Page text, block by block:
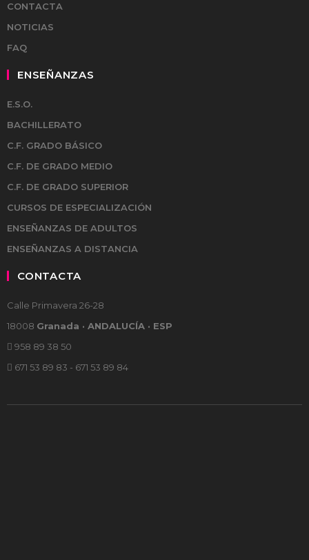
CONTACTA
NOTICIAS
FAQ
ENSEÑANZAS
E.S.O.
BACHILLERATO
C.F. GRADO BÁSICO
C.F. DE GRADO MEDIO
C.F. DE GRADO SUPERIOR
CURSOS DE ESPECIALIZACIÓN
ENSEÑANZAS DE ADULTOS
ENSEÑANZAS A DISTANCIA
CONTACTA
Calle Primavera 26-28
18008 Granada · ANDALUCÍA · ESP
958 89 38 50
671 53 89 83 - 671 53 89 84